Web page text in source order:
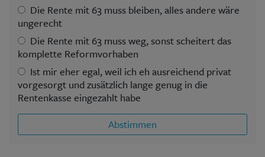
Die Rente mit 63 muss bleiben, alles andere wäre
ungerecht
Die Rente mit 63 muss weg, sonst scheitert das
komplette Reformvorhaben
Ist mir eher egal, weil ich eh ausreichend privat
vorgesorgt und zusätzlich lange genug in die
Rentenkasse eingezahlt habe
Abstimmen